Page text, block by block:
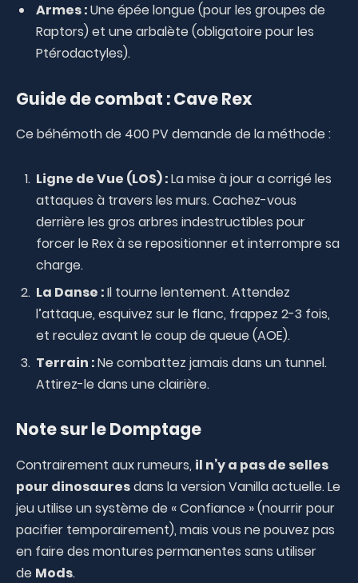
Armes :Une épée longue (pour les groupes de
Raptors) et une arbalète (obligatoire pour les
Ptérodactyles).
Guide de combat : Cave Rex
Ce béhémoth de 400 PV demande de la méthode :
Ligne de Vue (LOS) :La mise à jour a corrigé les
attaques à travers les murs. Cachez-vous
derrière les gros arbres indestructibles pour
forcer le Rex à se repositionner et interrompre sa
charge.
La Danse :Il tourne lentement. Attendez
l’attaque, esquivez sur le flanc, frappez 2-3 fois,
et reculez avant le coup de queue (AOE).
Terrain :Ne combattez jamais dans un tunnel.
Attirez-le dans une clairière.
Note sur le Domptage
Contrairement aux rumeurs, il n’y a pas de selles
pour dinosauresdans la version Vanilla actuelle. Le
jeu utilise un système de « Confiance » (nourrir pour
pacifier temporairement), mais vous ne pouvez pas
en faire des montures permanentes sans utiliser
de Mods.